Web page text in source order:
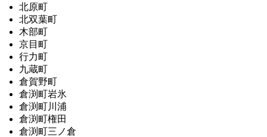
北原町
北双葉町
木部町
京目町
行力町
九蔵町
倉賀野町
倉渕町岩氷
倉渕町川浦
倉渕町権田
倉渕町三ノ倉